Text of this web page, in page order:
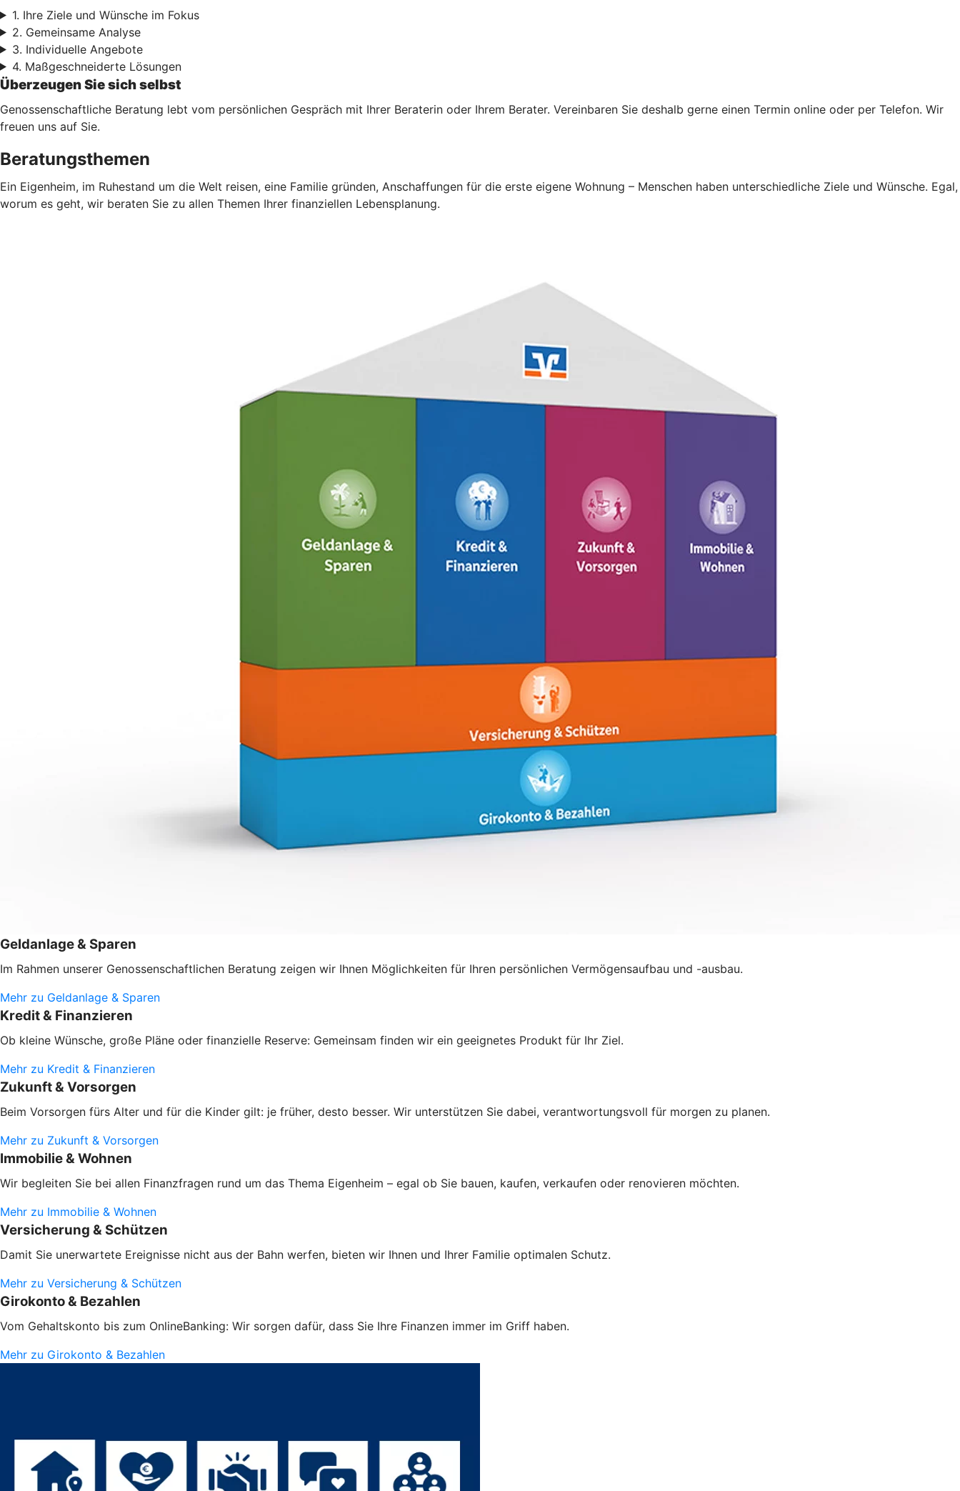
1. Ihre Ziele und Wünsche im Fokus
2. Gemeinsame Analyse
3. Individuelle Angebote
4. Maßgeschneiderte Lösungen
Überzeugen Sie sich selbst
Genossenschaftliche Beratung lebt vom persönlichen Gespräch mit Ihrer Beraterin oder Ihrem Berater. Vereinbaren Sie deshalb gerne einen Termin online oder per Telefon. Wir
freuen uns auf Sie.
Beratungsthemen
Ein Eigenheim, im Ruhestand um die Welt reisen, eine Familie gründen, Anschaffungen für die erste eigene Wohnung – Menschen haben unterschiedliche Ziele und Wünsche. Egal,
worum es geht, wir beraten Sie zu allen Themen Ihrer finanziellen Lebensplanung.
Geldanlage & Sparen
Im Rahmen unserer Genossenschaftlichen Beratung zeigen wir Ihnen Möglichkeiten für Ihren persönlichen Vermögensaufbau und -ausbau.
Mehr zu Geldanlage & Sparen
Kredit & Finanzieren
Ob kleine Wünsche, große Pläne oder finanzielle Reserve: Gemeinsam finden wir ein geeignetes Produkt für Ihr Ziel.
Mehr zu Kredit & Finanzieren
Zukunft & Vorsorgen
Beim Vorsorgen fürs Alter und für die Kinder gilt: je früher, desto besser. Wir unterstützen Sie dabei, verantwortungsvoll für morgen zu planen.
Mehr zu Zukunft & Vorsorgen
Immobilie & Wohnen
Wir begleiten Sie bei allen Finanzfragen rund um das Thema Eigenheim – egal ob Sie bauen, kaufen, verkaufen oder renovieren möchten.
Mehr zu Immobilie & Wohnen
Versicherung & Schützen
Damit Sie unerwartete Ereignisse nicht aus der Bahn werfen, bieten wir Ihnen und Ihrer Familie optimalen Schutz.
Mehr zu Versicherung & Schützen
Girokonto & Bezahlen
Vom Gehaltskonto bis zum OnlineBanking: Wir sorgen dafür, dass Sie Ihre Finanzen immer im Griff haben.
Mehr zu Girokonto & Bezahlen